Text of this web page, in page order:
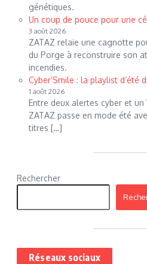
génétiques.
Un coup de pouce pour une
3 août 2026
ZATAZ relaie une cagnotte
du Porge à reconstruire son
incendies.
Cyber’Smile : la playlist d’été
1 août 2026
Entre deux alertes cyber et un
ZATAZ passe en mode été
titres […]
Rechercher
Réseaux sociaux